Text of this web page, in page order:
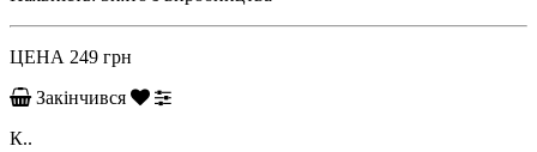
ЦЕНА 249 грн
Закінчився
К..